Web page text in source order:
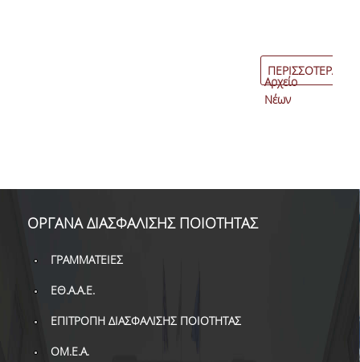
ΠΕΡΙΣΣΟΤΕΡΑ
Αρχείο
Νέων
ΟΡΓΑΝΑ ΔΙΑΣΦΑΛΙΣΗΣ ΠΟΙΟΤΗΤΑΣ
ΓΡΑΜΜΑΤΕΙΕΣ
ΕΘ.Α.Α.Ε.
ΕΠΙΤΡΟΠΗ ΔΙΑΣΦΑΛΙΣΗΣ ΠΟΙΟΤΗΤΑΣ
ΟΜ.Ε.Α.